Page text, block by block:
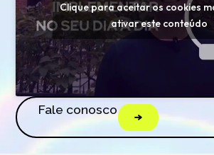
Clique para aceitar os cookies
ativar este conteúdo
Fale conosco